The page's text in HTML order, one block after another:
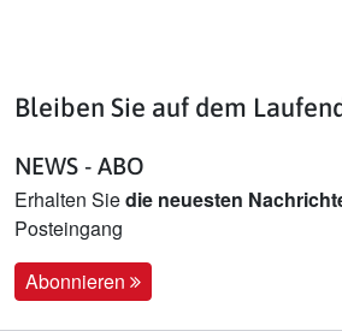
Bleiben Sie auf dem
NEWS - ABO
Erhalten Siedie neuesten
Posteingang
Abonnieren